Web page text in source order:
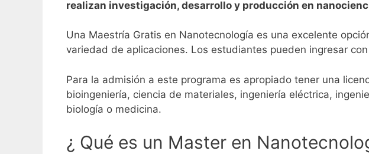
realizan investigación, desarrollo y producción en
Una Maestría Gratis en Nanotecnología es una excelente
variedad de aplicaciones. Los estudiantes pueden ingresar
Para la admisión a este programa es apropiado tener una
bioingeniería, ciencia de materiales, ingeniería eléctrica,
biología o medicina.
¿ Qué es un Master en